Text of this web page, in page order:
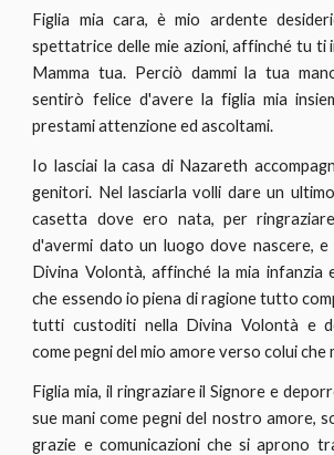
Figlia mia cara, è mio ardente
spettatrice delle mie azioni, affinché tu ti
Mamma tua. Perciò dammi la tua
sentirò felice d'avere la figlia mia
prestami attenzione ed ascoltami.
Io lasciai la casa di Nazareth
genitori. Nel lasciarla volli dare un
casetta dove ero nata, per
d'avermi dato un luogo dove nascere, e
Divina Volontà, affinché la mia infanzia
che essendo io piena di ragione tutto
tutti custoditi nella Divina Volontà e
come pegni del mio amore verso colui che
Figlia mia, il ringraziare il Signore e
sue mani come pegni del nostro amore,
grazie e comunicazioni che si aprono